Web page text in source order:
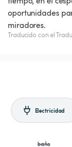
oportunidades
miradores.
Traducido con el
Electricidad
baño